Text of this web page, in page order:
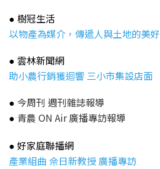
● 樹冠生活
以物產為媒介，傳遞人與土地的美好
● 雲林新聞網
助小農行銷獲迴響 三小市集設店面
● 今周刊 週刊雜誌報導
● 青農 ON Air 廣播專訪報導
● 好家庭聯播網
產業組曲 佘日新教授 廣播專訪